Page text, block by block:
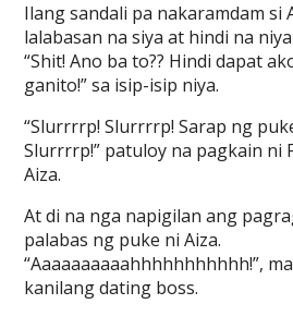
Ilang sandali pa nakaramdam si
lalabasan na siya at hindi na
“Shit! Ano ba to?? Hindi dapat
ganito!” sa isip-isip niya.
“Slurrrrp! Slurrrrp! Sarap ng
Slurrrrp!” patuloy na pagkain ni
Aiza.
At di na nga napigilan ang
palabas ng puke ni Aiza.
“Aaaaaaaaaahhhhhhhhhhh!”,
kanilang dating boss.